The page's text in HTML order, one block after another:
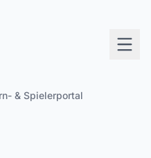
& Spielerportal